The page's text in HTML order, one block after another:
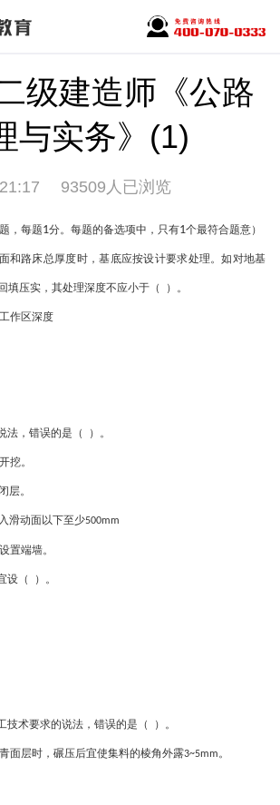
级建造师《公路
与实务》(1)
93509人已浏览
，每题1分。每题的备选项中，只有1个最符合题意）
和路床总厚度时，基底应按设计要求处理。如对地基
填压实，其处理深度不应小于（ ）。
作区深度
法，错误的是（ ）。
挖。
层。
滑动面以下至少500mm
置端墙。
设（ ）。
技术要求的说法，错误的是（ ）。
面层时，碾压后宜使集料的棱角外露3~5mm 。